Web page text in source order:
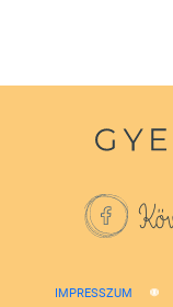
IMPRESSZUM